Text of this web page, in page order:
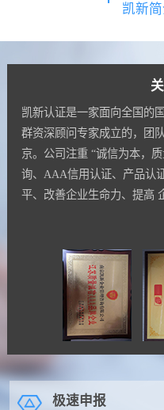
凯新
凯新认证是一家面向全国的
群资深顾问专家成立的，团
京。公司注重 “诚信为本，
询、AAA信用认证、产品认
平、改善企业生命力、提高
极速申报